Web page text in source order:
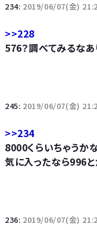
234: 2019/06/07(金)
>>228
576？調べてみるなあ
245: 2019/06/07(金)
>>234
8000くらいちゃうか
気に入ったなら996
236: 2019/06/07(金)